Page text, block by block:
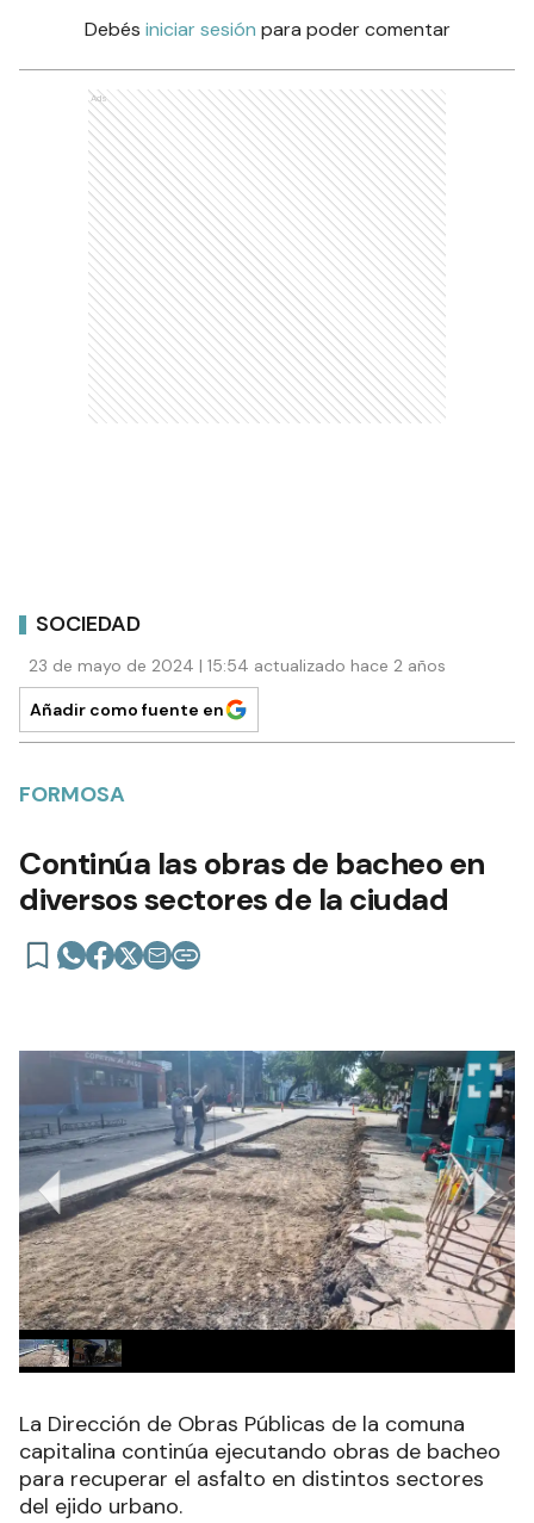
Debés iniciar sesión para poder comentar
Ads
SOCIEDAD
23 de mayo de 2024 | 15:54 actualizado hace 2 años
Añadir como fuente en
FORMOSA
Continúa las obras de bacheo en
diversos sectores de la ciudad
La Dirección de Obras Públicas de la comuna
capitalina continúa ejecutando obras de bacheo
para recuperar el asfalto en distintos sectores
del ejido urbano.